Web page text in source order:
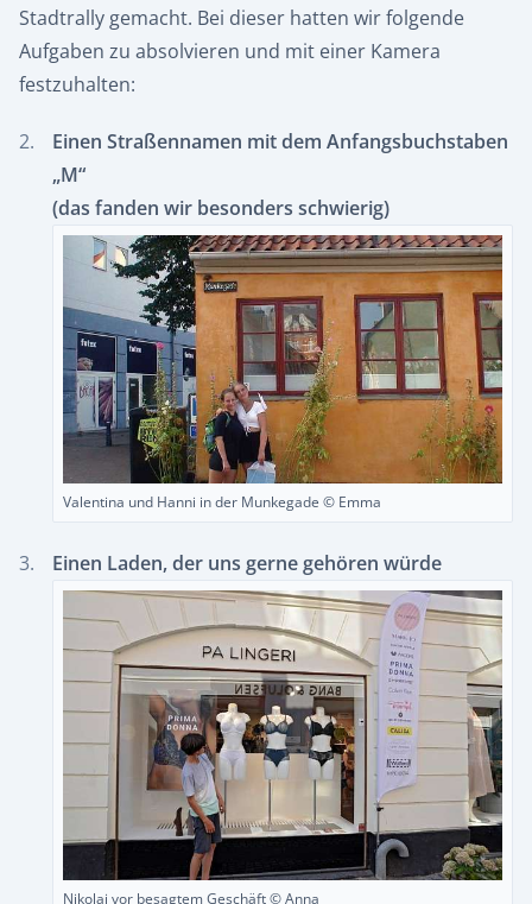
Stadtrally gemacht. Bei dieser hatten wir folgende
Aufgaben zu absolvieren und mit einer Kamera
festzuhalten:
Einen Straßennamen mit dem Anfangsbuchstaben
„M“
(das fanden wir besonders schwierig)
Valentina und Hanni in der Munkegade © Emma
Einen Laden, der uns gerne gehören würde
Nikolai vor besagtem Geschäft © Anna